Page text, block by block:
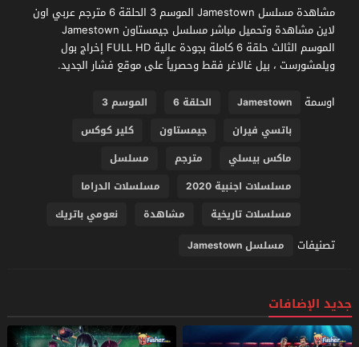
مشاهدة مسلسل Jamestown الموسم 3 الحلقة 6 مترجم عربي اون
لاين مشاهدة وتحميل مباشر مسلسل جيمستاون Jamestown
الموسم الثالث حلقة 6 كاملة بجودة عالية FULL HD إخراج بول
ويلمشورست ، بيل غالاغر فقط وحصرياً على موقع فشار الجديد.
اوسمة
Jamestown الحلقة 6
الموسم 3
باتسي فيران
جيمستاون
كلير كوكس
ماكس بيسلي
مترجم
مسلسل
مسلسلات اجنبية 2020
مسلسلات الدراما
مسلسلات تاريخية
مشاهدة نعومي باتريك
تصنيفات مسلسل Jamestown
جديد الإضافات